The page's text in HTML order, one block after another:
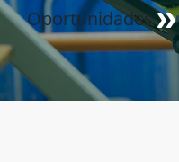
Oportunidades